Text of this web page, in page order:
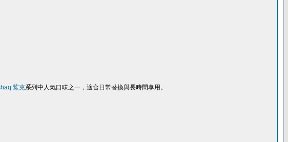
鯊克系列中人氣口味之一，適合日常替換與長時間享用。